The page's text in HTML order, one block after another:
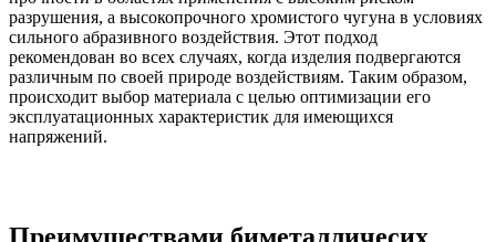
разрушения, а высокопрочного хромистого чугуна в условиях
сильного абразивного воздействия. Этот подход
рекомендован во всех случаях, когда изделия подвергаются
различным по своей природе воздействиям. Таким образом,
происходит выбор материала с целью оптимизации его
эксплуатационных характеристик для имеющихся
напряжений.
Преимуществами биметалличесих